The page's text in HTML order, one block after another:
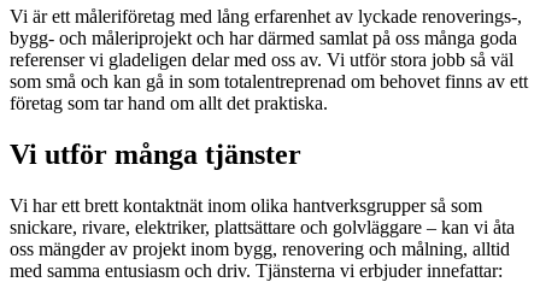
Vi är ett måleriföretag med lång erfarenhet av lyckade renoverings-,
bygg- och måleriprojekt och har därmed samlat på oss många goda
referenser vi gladeligen delar med oss av. Vi utför stora jobb så väl
som små och kan gå in som totalentreprenad om behovet finns av ett
företag som tar hand om allt det praktiska.
Vi utför många tjänster
Vi har ett brett kontaktnät inom olika hantverksgrupper så som
snickare, rivare, elektriker, plattsättare och golvläggare – kan vi åta
oss mängder av projekt inom bygg, renovering och målning, alltid
med samma entusiasm och driv. Tjänsterna vi erbjuder innefattar: